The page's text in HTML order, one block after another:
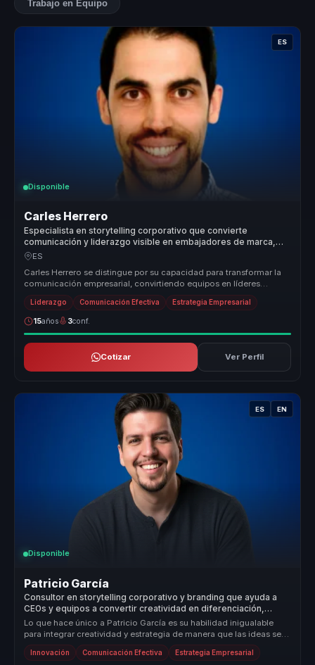
Trabajo en Equipo
ES
Disponible
Carles Herrero
Especialista en storytelling corporativo que convierte
comunicación y liderazgo visible en embajadores de marca,
influencia y cohesión para equipos.
ES
Carles Herrero se distingue por su capacidad para transformar la
comunicación empresarial, convirtiendo equipos en líderes
seguros y empl...
Liderazgo Comunicación Efectiva Estrategia Empresarial
15años 3conf.
Cotizar Ver Perfil
ES EN
Disponible
Patricio García
Consultor en storytelling corporativo y branding que ayuda a
CEOs y equipos a convertir creatividad en diferenciación,
experiencia y crecimiento.
Lo que hace único a Patricio García es su habilidad inigualable
para integrar creatividad y estrategia de manera que las ideas se
convier...
Innovación Comunicación Efectiva Estrategia Empresarial